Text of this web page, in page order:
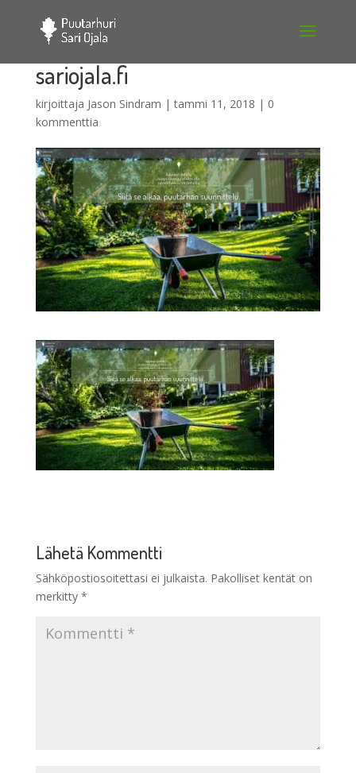
sariojala.fi
kirjoittaja Jason Sindram |tammi 11, 2018 | 0
kommenttia
Lähetä Kommentti
Sähköpostiosoitettasi ei julkaista. Pakolliset kentät on
merkitty *